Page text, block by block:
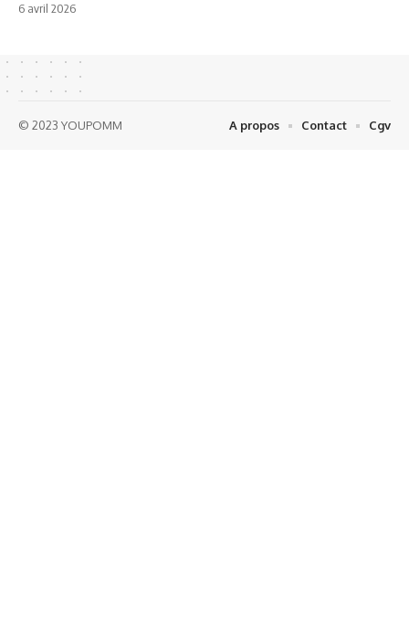
6 avril 2026
© 2023 YOUPOMM A propos Contact Cgv